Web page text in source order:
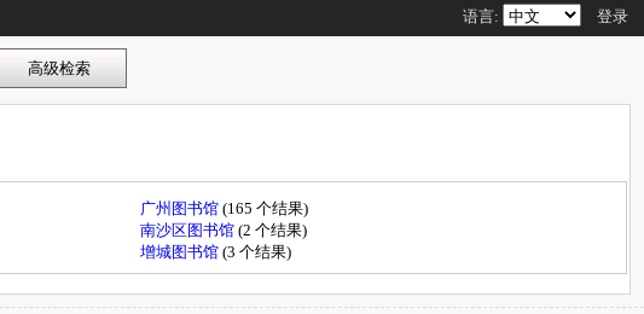
语言: 登录
广州图书馆(165 个结果)
南沙区图书馆(2 个结果)
增城图书馆(3 个结果)